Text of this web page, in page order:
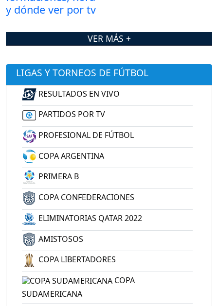
VER MÁS +
LIGAS Y TORNEOS DE FÚTBOL
RESULTADOS EN VIVO
PARTIDOS POR TV
PROFESIONAL DE FÚTBOL
COPA ARGENTINA
PRIMERA B
COPA CONFEDERACIONES
ELIMINATORIAS QATAR 2022
AMISTOSOS
COPA LIBERTADORES
COPA
SUDAMERICANA